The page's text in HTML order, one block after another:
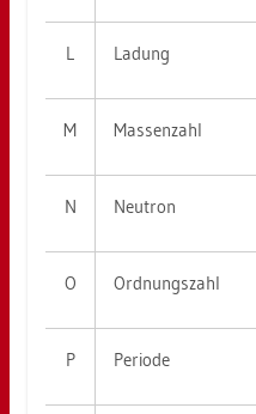
L La­dung
M Mas­sen­zahl
N Neu­tron
O Ord­nungs­zahl
P Pe­ri­ode